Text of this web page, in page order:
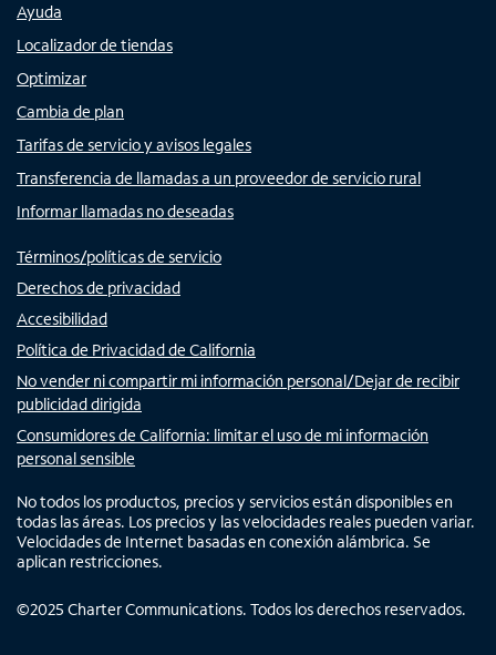
Ayuda
Localizador de tiendas
Optimizar
Cambia de plan
Tarifas de servicio y avisos legales
Transferencia de llamadas a un proveedor de servicio rural
Informar llamadas no deseadas
Términos/políticas de servicio
Derechos de privacidad
Accesibilidad
Política de Privacidad de California
No vender ni compartir mi información personal/Dejar de recibir
publicidad dirigida
Consumidores de California: limitar el uso de mi información
personal sensible
No todos los productos, precios y servicios están disponibles en
todas las áreas. Los precios y las velocidades reales pueden variar.
Velocidades de Internet basadas en conexión alámbrica. Se
aplican restricciones.
©2025 Charter Communications. Todos los derechos reservados.